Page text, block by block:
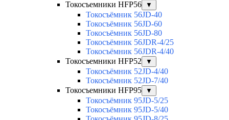
Токосъемники HFP56 ▼
Токосъёмник 56JD-40
Токосъёмник 56JD-60
Токосъёмник 56JD-80
Токосъёмник 56JDR-4/25
Токосъёмник 56JDR-4/40
Токосъемники HFP52
▼
Токосъёмник 52JD-4/40
Токосъёмник 52JD-7/40
Токосъемники HFP95
▼
Токосъёмник 95JD-5/25
Токосъёмник 95JD-5/40